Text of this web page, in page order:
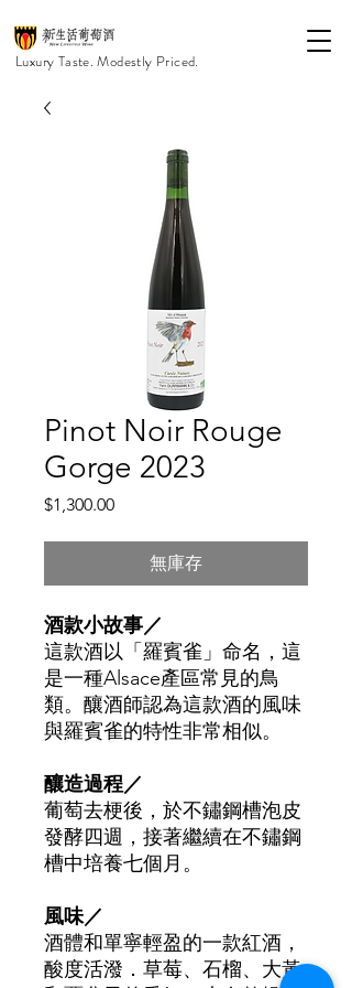
Luxury Taste. Modestly Priced.
Pinot Noir Rouge
Gorge 2023
$1,300.00價
無庫存
酒款小故事／
這款酒以「羅賓雀」命名，這
是一種Alsace產區常見的鳥
類。釀酒師認為這款酒的風味
與羅賓雀的特性非常相似。
釀造過程／
葡萄去梗後，於不鏽鋼槽泡皮
發酵四週，接著繼續在不鏽鋼
槽中培養七個月。
風味／
酒體和單寧輕盈的一款紅酒，
酸度活潑．草莓、石榴、大黃